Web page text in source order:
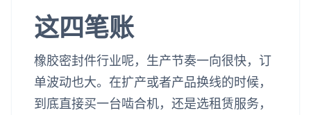
这四笔账
橡胶密封件行业呢，生产节奏一向很快，订
单波动也大。在扩产或者产品换线的时候，
到底直接买一台啮合机，还是选租赁服务，